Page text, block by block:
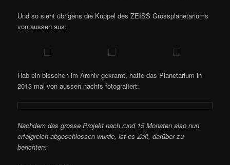
Und so sieht übrigens die Kuppel des ZEISS Grossplanetariums
von aussen aus:
Hab ein bisschen im Archiv gekramt, hatte das Planetarium in
2013 mal von aussen nachts fotografiert:
Nachdem das grosse Projekt nach rund 15 Monaten also nun
erfolgreich abgeschlossen wurde, ist es Zeit, darüber zu
berichten: